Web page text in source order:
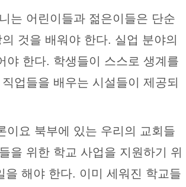
는 어린이들과 젊은이들은 단순
것을 배워야 한다. 실업 분야의
야 한다. 학생들이 스스로 생계를
업들을 배우는 시설들이 제공되
이요 북부에 있는 우리의 교회들
을 위한 학교 사업을 지원하기 위
을 해야 한다. 이미 세워진 학교들